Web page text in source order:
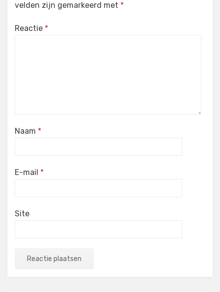
velden zijn gemarkeerd met *
Reactie *
Naam *
E-mail *
Site